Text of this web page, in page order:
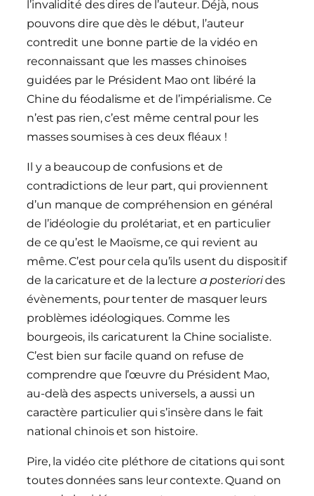
l’invalidité des dires de l’auteur. Déjà, nous
pouvons dire que dès le début, l’auteur
contredit une bonne partie de la vidéo en
reconnaissant que les masses chinoises
guidées par le Président Mao ont libéré la
Chine du féodalisme et de l’impérialisme. Ce
n’est pas rien, c’est même central pour les
masses soumises à ces deux fléaux !
Il y a beaucoup de confusions et de
contradictions de leur part, qui proviennent
d’un manque de compréhension en général
de l’idéologie du prolétariat, et en particulier
de ce qu’est le Maoïsme, ce qui revient au
même. C’est pour cela qu’ils usent du dispositif
de la caricature et de la lecture a posteriorides
évènements, pour tenter de masquer leurs
problèmes idéologiques. Comme les
bourgeois, ils caricaturent la Chine socialiste.
C’est bien sur facile quand on refuse de
comprendre que l’œuvre du Président Mao,
au-delà des aspects universels, a aussi un
caractère particulier qui s’insère dans le fait
national chinois et son histoire.
Pire, la vidéo cite pléthore de citations qui sont
toutes données sans leur contexte. Quand on